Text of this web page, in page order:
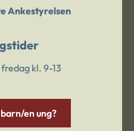
Ankestyrelsen
kl. 9-13
en ung?